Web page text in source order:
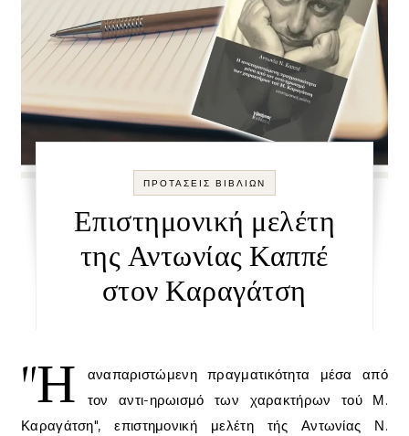
ΠΡΟΤΑΣΕΙΣ ΒΙΒΛΙΩΝ
Επιστημονική μελέτη
της Αντωνίας Καππέ
στον Καραγάτση
"Η
αναπαριστώμενη πραγματικότητα μέσα από
τον αντι-ηρωισμό των χαρακτήρων τού Μ.
Καραγάτση", επιστημονική μελέτη τής Αντωνίας Ν.